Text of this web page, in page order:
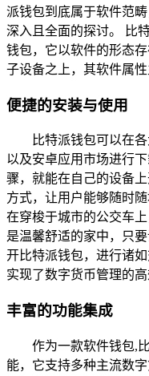
派钱包到底属于软件范
深入且全面的探讨。 比
钱包，它以软件的形态
子设备之上，其软件属
便捷的安装与使用
比特派钱包可以在
以及安卓应用市场进行
骤，就能在自己的设备
方式，让用户能够随时
在穿梭于城市的公交车
是温馨舒适的家中，只
开比特派钱包，进行诸
实现了数字货币管理的高
丰富的功能集成
作为一款软件钱包,
能，它支持多种主流数